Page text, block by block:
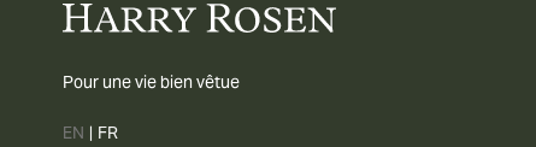
Pour une vie bien vêtue
EN | FR